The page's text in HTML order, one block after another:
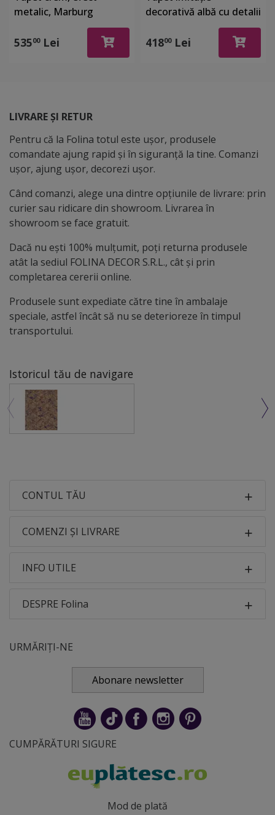
metalic, Marburg
Gloockler 52502
53500Lei
decorativă albă cu detalii
argintii, Marburg 32034
41800Lei
LIVRARE ȘI RETUR
Pentru că la Folina totul este ușor, produsele
comandate ajung rapid și în siguranță la tine. Comanzi
ușor, ajung ușor, decorezi ușor.
Când comanzi, alege una dintre opțiunile de livrare: prin
curier sau ridicare din showroom. Livrarea în
showroom se face gratuit.
Dacă nu ești 100% mulțumit, poți returna produsele
atât la sediul FOLINA DECOR S.R.L., cât și prin
completarea cererii online.
Produsele sunt expediate către tine în ambalaje
speciale, astfel încât să nu se deterioreze în timpul
transportului.
Istoricul tău de navigare
CONTUL TĂU
COMENZI ȘI LIVRARE
INFO UTILE
DESPRE Folina
URMĂRIȚI-NE
Abonare newsletter
CUMPĂRĂTURI SIGURE
Mod de plată